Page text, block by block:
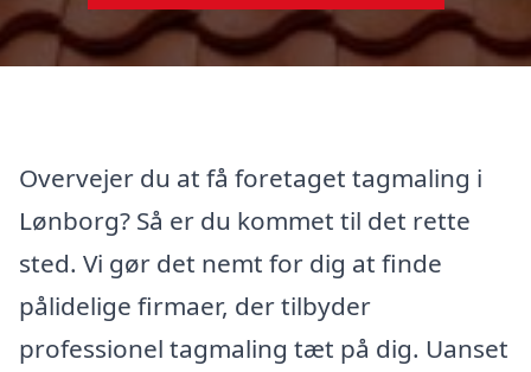
Overvejer du at få foretaget tagmaling i
Lønborg? Så er du kommet til det rette
sted. Vi gør det nemt for dig at finde
pålidelige firmaer, der tilbyder
professionel tagmaling tæt på dig. Uanset